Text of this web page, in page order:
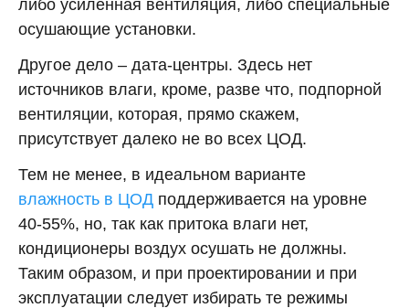
либо усиленная вентиляция, либо специальные
осушающие установки.
Другое дело – дата-центры. Здесь нет
источников влаги, кроме, разве что, подпорной
вентиляции, которая, прямо скажем,
присутствует далеко не во всех ЦОД.
Тем не менее, в идеальном варианте
влажность в ЦОД поддерживается на уровне
40-55%, но, так как притока влаги нет,
кондиционеры воздух осушать не должны.
Таким образом, и при проектировании и при
эксплуатации следует избирать те режимы